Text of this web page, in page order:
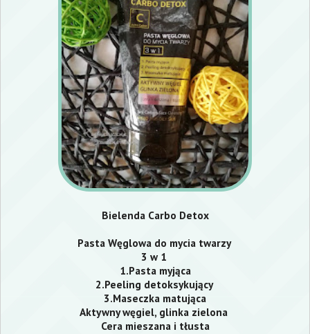
Bielenda Carbo Detox
Pasta Węglowa do mycia twarzy
3 w 1
1.Pasta myjąca
2.Peeling detoksykujący
3.Maseczka matująca
Aktywny węgiel, glinka zielona
Cera mieszana i tłusta